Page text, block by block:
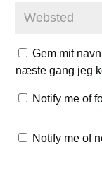
Gem mit
næste gang jeg
Notify me of
Notify me of